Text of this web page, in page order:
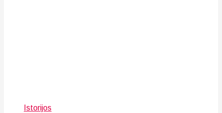
Istorijos